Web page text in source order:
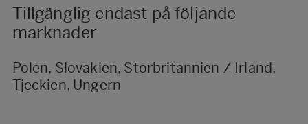
Tillgänglig endast på följande
marknader
Polen, Slovakien, Storbritannien / Irland,
Tjeckien, Ungern